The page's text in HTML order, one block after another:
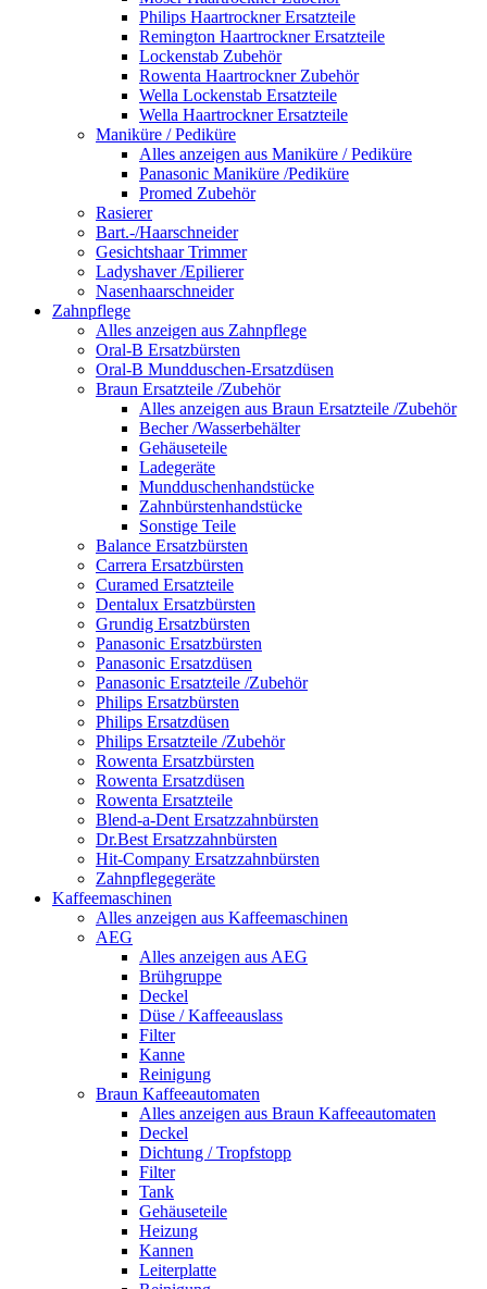
Philips Haartrockner Ersatzteile
Remington Haartrockner Ersatzteile
Lockenstab Zubehör
Rowenta Haartrockner Zubehör
Wella Lockenstab Ersatzteile
Wella Haartrockner Ersatzteile
Maniküre / Pediküre
Alles anzeigen aus Maniküre / Pediküre
Panasonic Maniküre /Pediküre
Promed Zubehör
Rasierer
Bart.-/Haarschneider
Gesichtshaar Trimmer
Ladyshaver /Epilierer
Nasenhaarschneider
Zahnpflege
Alles anzeigen aus Zahnpflege
Oral-B Ersatzbürsten
Oral-B Mundduschen-Ersatzdüsen
Braun Ersatzteile /Zubehör
Alles anzeigen aus Braun Ersatzteile /Zubehör
Becher /Wasserbehälter
Gehäuseteile
Ladegeräte
Mundduschenhandstücke
Zahnbürstenhandstücke
Sonstige Teile
Balance Ersatzbürsten
Carrera Ersatzbürsten
Curamed Ersatzteile
Dentalux Ersatzbürsten
Grundig Ersatzbürsten
Panasonic Ersatzbürsten
Panasonic Ersatzdüsen
Panasonic Ersatzteile /Zubehör
Philips Ersatzbürsten
Philips Ersatzdüsen
Philips Ersatzteile /Zubehör
Rowenta Ersatzbürsten
Rowenta Ersatzdüsen
Rowenta Ersatzteile
Blend-a-Dent Ersatzzahnbürsten
Dr.Best Ersatzzahnbürsten
Hit-Company Ersatzzahnbürsten
Zahnpflegegeräte
Kaffeemaschinen
Alles anzeigen aus Kaffeemaschinen
AEG
Alles anzeigen aus AEG
Brühgruppe
Deckel
Düse / Kaffeeauslass
Filter
Kanne
Reinigung
Braun Kaffeeautomaten
Alles anzeigen aus Braun Kaffeeautomaten
Deckel
Dichtung / Tropfstopp
Filter
Tank
Gehäuseteile
Heizung
Kannen
Leiterplatte